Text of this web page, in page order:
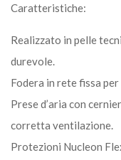
Caratteristiche:
Realizzato in pelle
durevole.
Fodera in rete fissa
Prese d’aria con
corretta ventilazione.
Protezioni Nucleon